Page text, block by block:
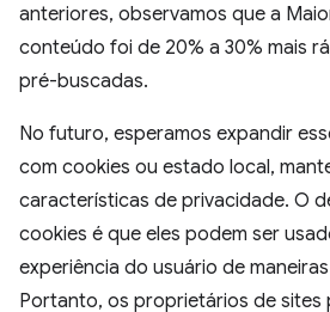
anteriores, observamos que a
conteúdo foi de 20% a 30% mais
pré-buscadas.
No futuro, esperamos expandir
com cookies ou estado local,
características de privacidade. O
cookies é que eles podem ser
experiência do usuário de
Portanto, os proprietários de sites